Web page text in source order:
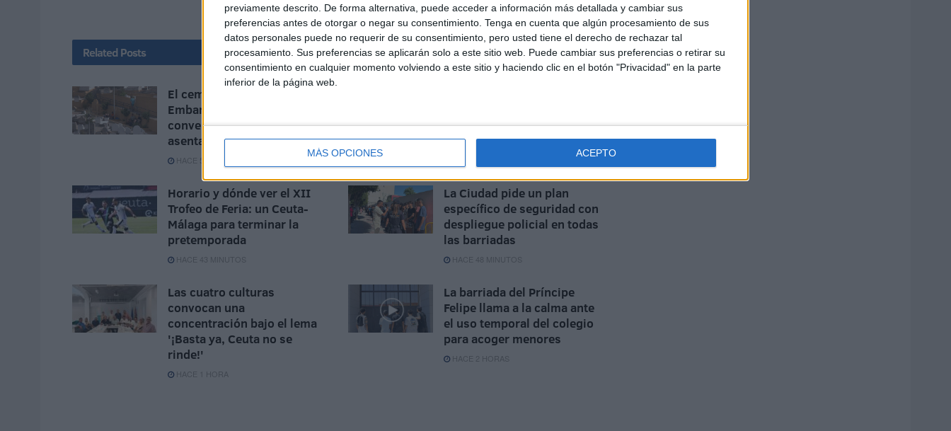
previamente descrito. De forma alternativa, puede acceder a información más detallada y cambiar sus
preferencias antes de otorgar o negar su consentimiento. Tenga en cuenta que algún procesamiento de sus
datos personales puede no requerir de su consentimiento, pero usted tiene el derecho de rechazar tal
procesamiento. Sus preferencias se aplicarán solo a este sitio web. Puede cambiar sus preferencias o retirar su
consentimiento en cualquier momento volviendo a este sitio y haciendo clic en el botón "Privacidad" en la parte
inferior de la página web.
MÁS OPCIONES ACEPTO
Related Posts
El cementerio de Sidi
Embarek no puede
convertirse en un
asentamiento
HACE 5 MINUTOS
otros 2 cadáveres
Horario y dónde ver el XII
Trofeo de Feria: un Ceuta-
Málaga para terminar la
pretemporada
HACE 43 MINUTOS
La Ciudad pide un plan
específico de seguridad con
despliegue policial en todas
las barriadas
HACE 48 MINUTOS
Las cuatro culturas
convocan una
concentración bajo el lema
'¡Basta ya, Ceuta no se
rinde!'
HACE 1 HORA
La barriada del Príncipe
Felipe llama a la calma ante
el uso temporal del colegio
para acoger menores
HACE 2 HORAS